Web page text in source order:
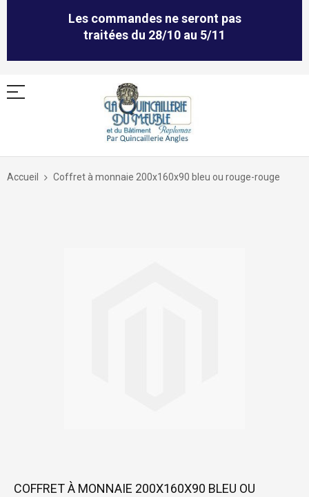
Les commandes ne seront pas
traitées du 28/10 au 5/11
Allez
contenu
Accueil Coffret à monnaie 200x160x90 bleu ou rouge-rouge
Skip
COFFRET À MONNAIE 200X160X90 BLEU OU